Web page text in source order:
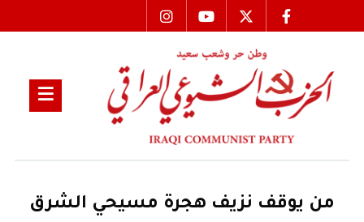
من يوقف نزيف هجرة مسيحي الشرق